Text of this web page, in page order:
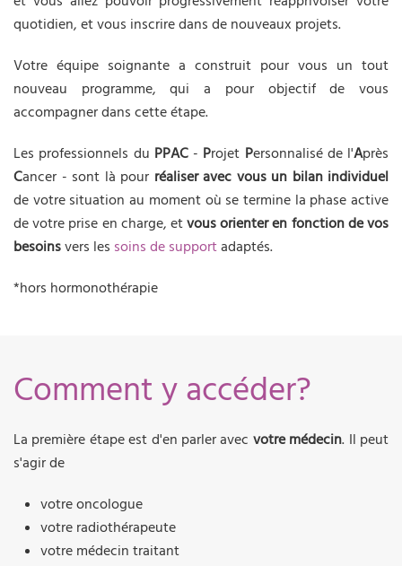
quotidien, et vous inscrire dans de nouveaux projets.
Votre équipe soignante a construit pour vous un tout
nouveau programme, qui a pour objectif de vous
accompagner dans cette étape.
Les professionnels du PPAC- Projet Personnalisé de l'Après
Cancer - sont là pour réaliser avec vous un bilan individuel
de votre situation au moment où se termine la phase active
de votre prise en charge, etvous orienter en fonction de vos
besoinsvers les soins de supportadaptés.
*hors hormonothérapie
Comment y accéder?
La première étape est d'en parler avec votre médecin. Il peut
s'agir de
votre oncologue
votre radiothérapeute
votre médecin traitant